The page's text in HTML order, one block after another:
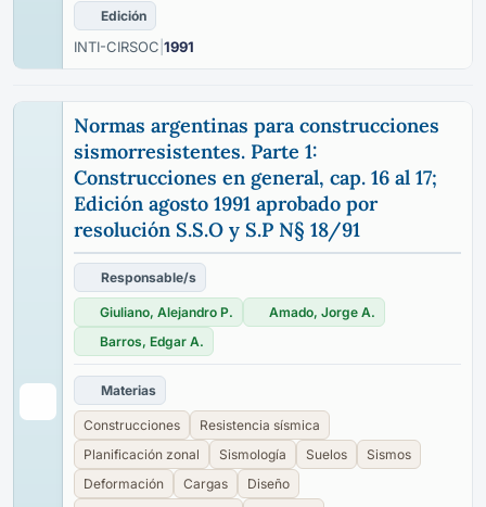
Edición
INTI-CIRSOC 1991
Normas argentinas para construcciones
sismorresistentes. Parte 1:
Construcciones en general, cap. 16 al 17;
Edición agosto 1991 aprobado por
resolución S.S.O y S.P N§ 18/91
Responsable/s
Giuliano, Alejandro P.
Amado, Jorge A.
Barros, Edgar A.
Materias
Construcciones
Resistencia sísmica
Planificación zonal
Sismología Suelos
Sismos
Deformación
Cargas
Diseño